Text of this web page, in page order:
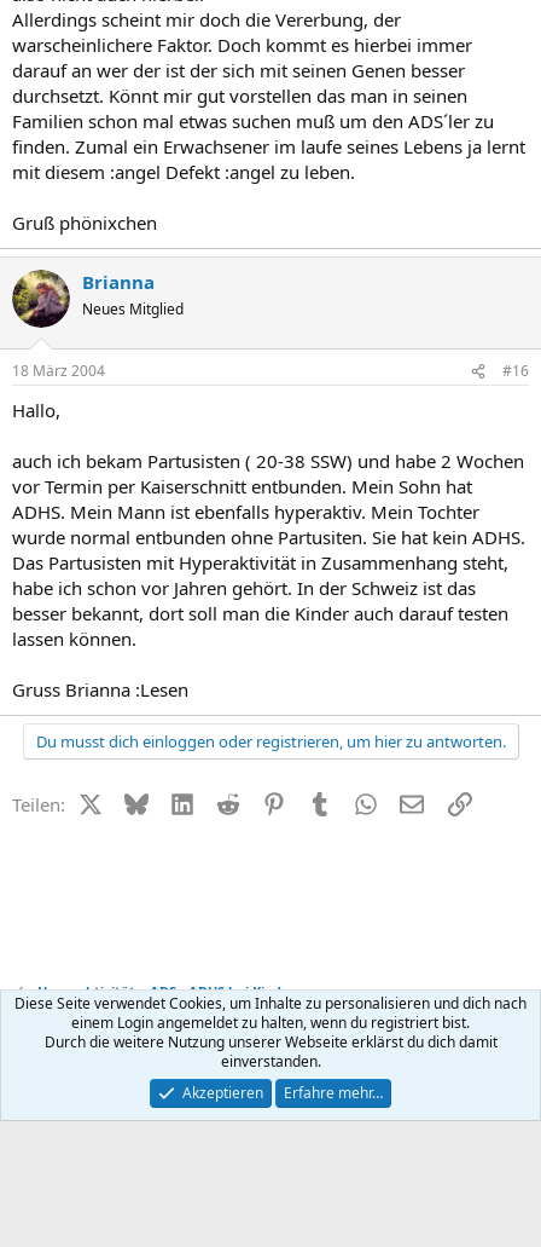
Allerdings scheint mir doch die Vererbung, der
warscheinlichere Faktor. Doch kommt es hierbei immer
darauf an wer der ist der sich mit seinen Genen besser
durchsetzt. Könnt mir gut vorstellen das man in seinen
Familien schon mal etwas suchen muß um den ADS´ler zu
finden. Zumal ein Erwachsener im laufe seines Lebens ja lernt
mit diesem :angel Defekt :angel zu leben.
Gruß phönixchen
Brianna
Neues Mitglied
18 März 2004 #16
Hallo,
auch ich bekam Partusisten ( 20-38 SSW) und habe 2 Wochen
vor Termin per Kaiserschnitt entbunden. Mein Sohn hat
ADHS. Mein Mann ist ebenfalls hyperaktiv. Mein Tochter
wurde normal entbunden ohne Partusiten. Sie hat kein ADHS.
Das Partusisten mit Hyperaktivität in Zusammenhang steht,
habe ich schon vor Jahren gehört. In der Schweiz ist das
besser bekannt, dort soll man die Kinder auch darauf testen
lassen können.
Gruss Brianna :Lesen
Du musst dich einloggen oder registrieren, um hier zu antworten.
Teilen: X (Twitter)
BlueskyLinkedIn
Reddit PinterestTumblr WhatsApp
E-MailLink
Hyperaktivität + ADS - ADHS bei Kindern
Kontakt Nutzungsbedingungen Datenschutz Hilfe
R
Community platform by XenForo ® © 2010-2026 XenForo Ltd.
Diese Seite verwendet Cookies, um Inhalte zu personalisieren und dich nach
einem Login angemeldet zu halten, wenn du registriert bist.
Durch die weitere Nutzung unserer Webseite erklärst du dich damit
einverstanden.
Akzeptieren
Erfahre mehr…